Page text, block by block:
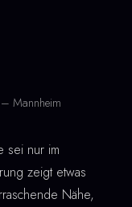
Mannheim
sei nur im
zeigt etwas
Nähe,